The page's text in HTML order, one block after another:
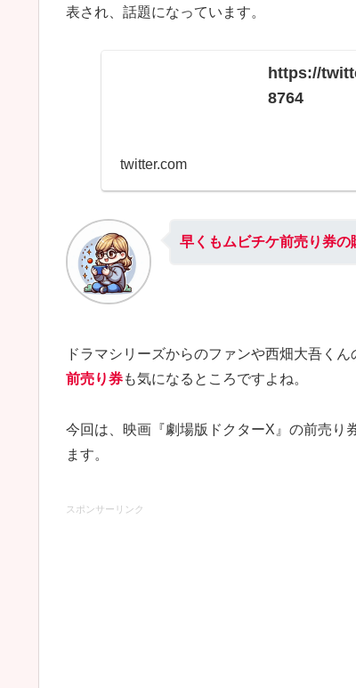
表され、話題になっています。
https://
8764
twitter.com
早くもムビチケ前売り券の
ドラマシリーズからのファンや西畑大吾く
前売り券も気になるところですよね。
今回は、映画『劇場版ドクターX』の前売り
ます。
スポンサーリンク